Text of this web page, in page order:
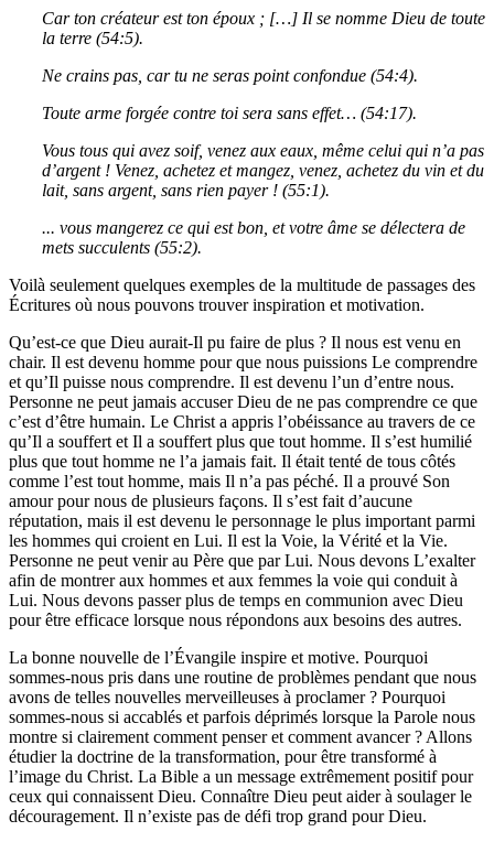
Car ton créateur est ton époux ; […] Il se nomme Dieu de toute
la terre (54:5).
Ne crains pas, car tu ne seras point confondue (54:4).
Toute arme forgée contre toi sera sans effet… (54:17).
Vous tous qui avez soif, venez aux eaux, même celui qui n’a pas
d’argent ! Venez, achetez et mangez, venez, achetez du vin et du
lait, sans argent, sans rien payer ! (55:1).
... vous mangerez ce qui est bon, et votre âme se délectera de
mets succulents (55:2).
Voilà seulement quelques exemples de la multitude de passages des
Écritures où nous pouvons trouver inspiration et motivation.
Qu’est-ce que Dieu aurait-Il pu faire de plus ? Il nous est venu en
chair. Il est devenu homme pour que nous puissions Le comprendre
et qu’Il puisse nous comprendre. Il est devenu l’un d’entre nous.
Personne ne peut jamais accuser Dieu de ne pas comprendre ce que
c’est d’être humain. Le Christ a appris l’obéissance au travers de ce
qu’Il a souffert et Il a souffert plus que tout homme. Il s’est humilié
plus que tout homme ne l’a jamais fait. Il était tenté de tous côtés
comme l’est tout homme, mais Il n’a pas péché. Il a prouvé Son
amour pour nous de plusieurs façons. Il s’est fait d’aucune
réputation, mais il est devenu le personnage le plus important parmi
les hommes qui croient en Lui. Il est la Voie, la Vérité et la Vie.
Personne ne peut venir au Père que par Lui. Nous devons L’exalter
afin de montrer aux hommes et aux femmes la voie qui conduit à
Lui. Nous devons passer plus de temps en communion avec Dieu
pour être efficace lorsque nous répondons aux besoins des autres.
La bonne nouvelle de l’Évangile inspire et motive. Pourquoi
sommes-nous pris dans une routine de problèmes pendant que nous
avons de telles nouvelles merveilleuses à proclamer ? Pourquoi
sommes-nous si accablés et parfois déprimés lorsque la Parole nous
montre si clairement comment penser et comment avancer ? Allons
étudier la doctrine de la transformation, pour être transformé à
l’image du Christ. La Bible a un message extrêmement positif pour
ceux qui connaissent Dieu. Connaître Dieu peut aider à soulager le
découragement. Il n’existe pas de défi trop grand pour Dieu.